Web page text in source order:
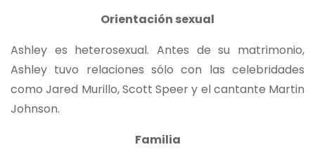
Orientación sexual
Ashley es heterosexual. Antes de su matrimonio,
Ashley tuvo relaciones sólo con las celebridades
como Jared Murillo, Scott Speer y el cantante Martin
Johnson.
Familia